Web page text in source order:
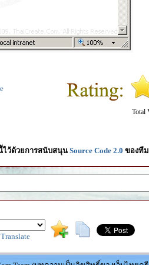
Total
ไว้ด้วยการสนับสนุน Source Code 2.0 ของที
Translate